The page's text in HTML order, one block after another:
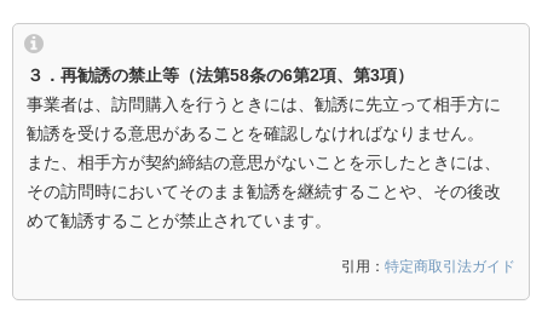
３．再勧誘の禁止等（法第58条の6第2項、第3項）
事業者は、訪問購入を行うときには、勧誘に先立って相手方に
勧誘を受ける意思があることを確認しなければなりません。
また、相手方が契約締結の意思がないことを示したときには、
その訪問時においてそのまま勧誘を継続することや、その後改
めて勧誘することが禁止されています。
引用：特定商取引法ガイド